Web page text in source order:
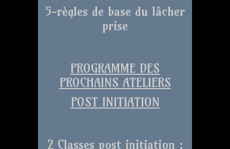
5-règles de base du lâcher
prise
PROGRAMME DES
PROCHAINS ATELIERS
POST INITIATION
2 Classes post initiation :